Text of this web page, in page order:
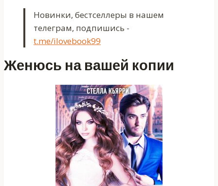
Новинки, бестселлеры в нашем
телеграм, подпишись -
t.me/ilovebook99
Женюсь на вашей копии